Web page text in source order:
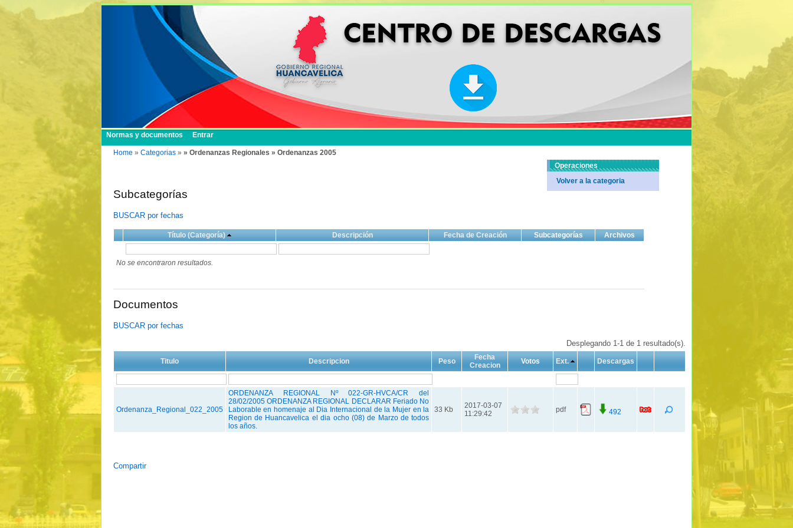
Normas y documentos Entrar
Home » Categorias » » Ordenanzas Regionales » Ordenanzas 2005
Subcategorías
BUSCAR por fechas
Título (Categoría) Descripción Fecha de Creación Subcategorías Archivos
No se encontraron resultados.
Documentos
BUSCAR por fechas
Desplegando 1-1 de 1 resultado(s).
Titulo Descripcion Peso
Fecha
Creacion
Votos Ext. Descargas
Ordenanza_Regional_022_2005
ORDENANZA REGIONAL Nº 022-GR-HVCA/CR del
28/02/2005 ORDENANZA REGIONAL DECLARAR Feriado No
Laborable en homenaje al Dia Internacional de la Mujer en la
Region de Huancavelica el dia ocho (08) de Marzo de todos
los años.
33 Kb
2017-03-07
11:29:42
pdf 492
Compartir
Operaciones
Volver a la categoria